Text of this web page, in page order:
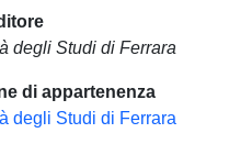
degli Studi di Ferrara
di appartenenza
degli Studi di Ferrara